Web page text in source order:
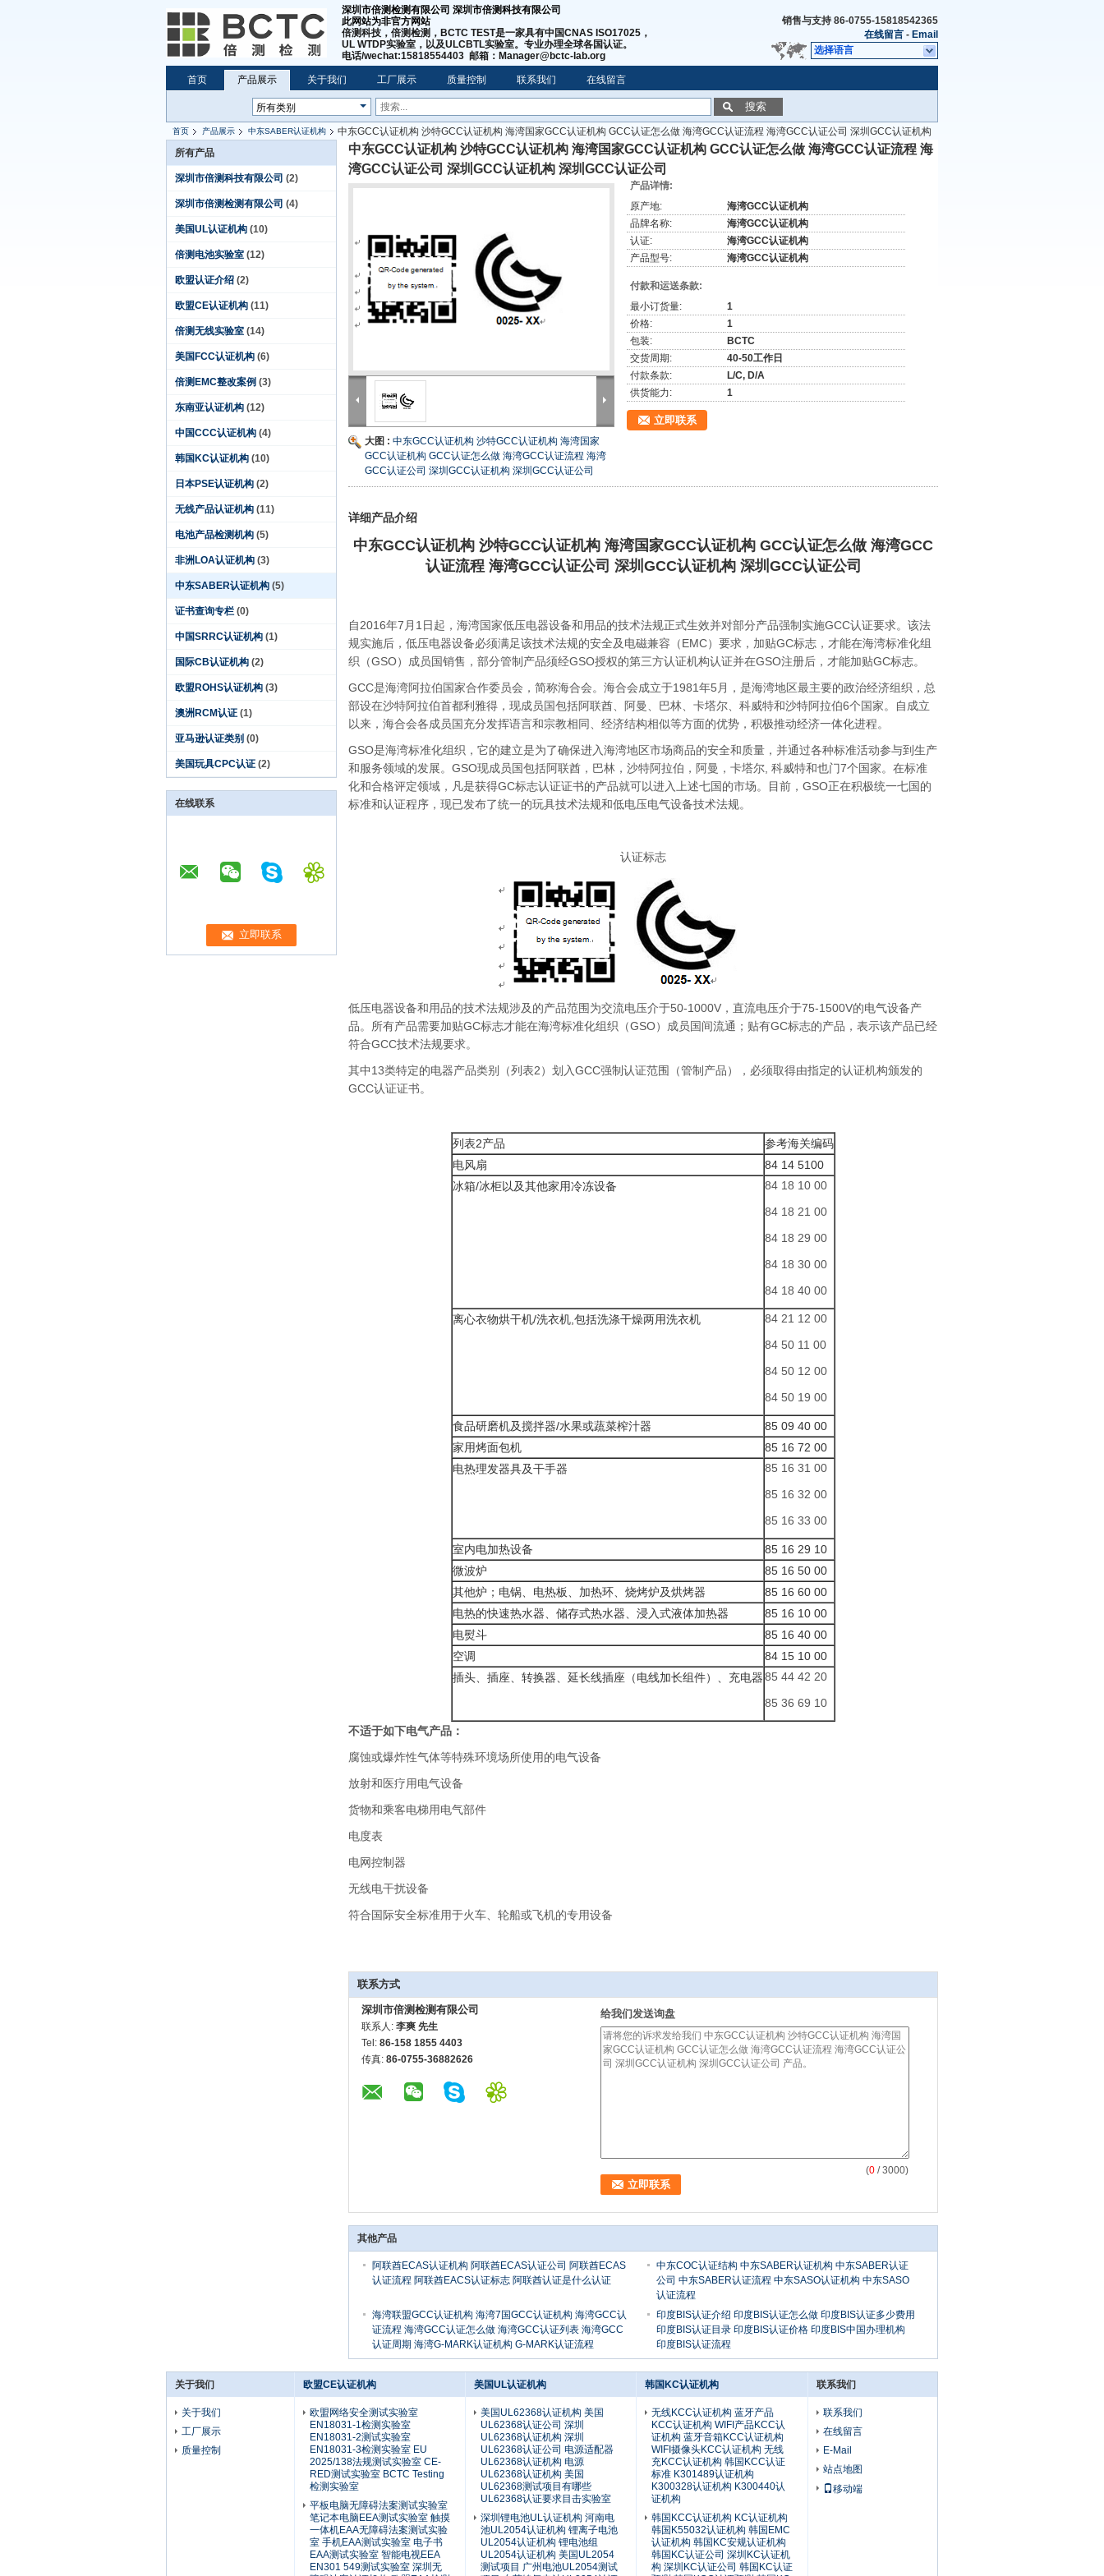
深圳市倍测检测有限公司 深圳市倍测科技有限公司
此网站为非官方网站
倍测科技，倍测检测，BCTC TEST是一家具有中国CNAS ISO17025，
UL WTDP实验室，以及ULCBTL实验室。专业办理全球各国认证。
电话/wechat:15818554403 邮箱：Manager@bctc-lab.org
销售与支持 86-0755-15818542365
在线留言 - Email
选择语言
首页 产品展示 关于我们 工厂展示 质量控制 联系我们 在线留言
搜索
首页 产品展示 中东SABER认证机构
中东GCC认证机构 沙特GCC认证机构 海湾国家GCC认证机构 GCC认证怎么做 海湾GCC认证流程 海湾GCC认证公司 深圳GCC认证机构
深圳GCC认证公司
所有产品
深圳市倍测科技有限公司 (2)
深圳市倍测检测有限公司 (4)
美国UL认证机构 (10)
倍测电池实验室 (12)
欧盟认证介绍 (2)
欧盟CE认证机构 (11)
倍测无线实验室 (14)
美国FCC认证机构 (6)
倍测EMC整改案例 (3)
东南亚认证机构 (12)
中国CCC认证机构 (4)
韩国KC认证机构 (10)
日本PSE认证机构 (2)
无线产品认证机构 (11)
电池产品检测机构 (5)
非洲LOA认证机构 (3)
中东SABER认证机构 (5)
证书查询专栏 (0)
中国SRRC认证机构 (1)
国际CB认证机构 (2)
欧盟ROHS认证机构 (3)
澳洲RCM认证 (1)
亚马逊认证类别 (0)
美国玩具CPC认证 (2)
在线联系
中东GCC认证机构 沙特GCC认证机构 海湾国家GCC认证机构 GCC认证怎么做 海湾GCC认证流程 海
湾GCC认证公司 深圳GCC认证机构 深圳GCC认证公司
大图 : 中东GCC认证机构 沙特GCC认证机构 海湾国家
GCC认证机构 GCC认证怎么做 海湾GCC认证流程 海湾
GCC认证公司 深圳GCC认证机构 深圳GCC认证公司
产品详情:
原产地:
海湾GCC认证机构
品牌名称:
海湾GCC认证机构
认证:
海湾GCC认证机构
产品型号:
海湾GCC认证机构
付款和运送条款:
最小订货量:
1
价格:
1
包装:
BCTC
交货周期:
40-50工作日
付款条款:
L/C, D/A
供货能力:
1
立即联系
详细产品介绍
中东GCC认证机构 沙特GCC认证机构 海湾国家GCC认证机构 GCC认证怎么做 海湾GCC
认证流程 海湾GCC认证公司 深圳GCC认证机构 深圳GCC认证公司
自2016年7月1日起，海湾国家低压电器设备和用品的技术法规正式生效并对部分产品强制实施GCC认证要求。该法
规实施后，低压电器设备必须满足该技术法规的安全及电磁兼容（EMC）要求，加贴GC标志，才能在海湾标准化组
织（GSO）成员国销售，部分管制产品须经GSO授权的第三方认证机构认证并在GSO注册后，才能加贴GC标志。
GCC是海湾阿拉伯国家合作委员会，简称海合会。海合会成立于1981年5月，是海湾地区最主要的政治经济组织，总
部设在沙特阿拉伯首都利雅得，现成员国包括阿联酋、阿曼、巴林、卡塔尔、科威特和沙特阿拉伯6个国家。自成立
以来，海合会各成员国充分发挥语言和宗教相同、经济结构相似等方面的优势，积极推动经济一体化进程。
GSO是海湾标准化组织，它的建立是为了确保进入海湾地区市场商品的安全和质量，并通过各种标准活动参与到生产
和服务领域的发展。GSO现成员国包括阿联酋，巴林，沙特阿拉伯，阿曼，卡塔尔, 科威特和也门7个国家。在标准
化和合格评定领域，凡是获得GC标志认证证书的产品就可以进入上述七国的市场。目前，GSO正在积极统一七国的
标准和认证程序，现已发布了统一的玩具技术法规和低电压电气设备技术法规。
认证标志
低压电器设备和用品的技术法规涉及的产品范围为交流电压介于50-1000V，直流电压介于75-1500V的电气设备产
品。所有产品需要加贴GC标志才能在海湾标准化组织（GSO）成员国间流通；贴有GC标志的产品，表示该产品已经
符合GCC技术法规要求。
其中13类特定的电器产品类别（列表2）划入GCC强制认证范围（管制产品），必须取得由指定的认证机构颁发的
GCC认证证书。
列表2产品
参考海关编码
电风扇
84 14 5100
冰箱/冰柜以及其他家用冷冻设备
84 18 10 00
84 18 21 00
84 18 29 00
84 18 30 00
84 18 40 00
离心衣物烘干机/洗衣机,包括洗涤干燥两用洗衣机
84 21 12 00
84 50 11 00
84 50 12 00
84 50 19 00
食品研磨机及搅拌器/水果或蔬菜榨汁器
85 09 40 00
家用烤面包机
85 16 72 00
电热理发器具及干手器
85 16 31 00
85 16 32 00
85 16 33 00
室内电加热设备
85 16 29 10
微波炉
85 16 50 00
其他炉；电锅、电热板、加热环、烧烤炉及烘烤器
85 16 60 00
电热的快速热水器、储存式热水器、浸入式液体加热器
85 16 10 00
电熨斗
85 16 40 00
空调
84 15 10 00
插头、插座、转换器、延长线插座（电线加长组件）、充电器85 44 42 20
85 36 69 10
不适于如下电气产品：
腐蚀或爆炸性气体等特殊环境场所使用的电气设备
放射和医疗用电气设备
货物和乘客电梯用电气部件
电度表
电网控制器
无线电干扰设备
符合国际安全标准用于火车、轮船或飞机的专用设备
联系方式
深圳市倍测检测有限公司
联系人: 李爽 先生
Tel: 86-158 1855 4403
传真: 86-0755-36882626
给我们发送询盘
(0 / 3000)
其他产品
阿联酋ECAS认证机构 阿联酋ECAS认证公司 阿联酋ECAS
认证流程 阿联酋EACS认证标志 阿联酋认证是什么认证
中东COC认证结构 中东SABER认证机构 中东SABER认证
公司 中东SABER认证流程 中东SASO认证机构 中东SASO
认证流程
海湾联盟GCC认证机构 海湾7国GCC认证机构 海湾GCC认
证流程 海湾GCC认证怎么做 海湾GCC认证列表 海湾GCC
认证周期 海湾G-MARK认证机构 G-MARK认证流程
印度BIS认证介绍 印度BIS认证怎么做 印度BIS认证多少费用
印度BIS认证目录 印度BIS认证价格 印度BIS中国办理机构
印度BIS认证流程
关于我们
关于我们
工厂展示
质量控制
欧盟CE认证机构
欧盟网络安全测试实验室
EN18031-1检测实验室
EN18031-2测试实验室
EN18031-3检测实验室 EU
2025/138法规测试实验室 CE-
RED测试实验室 BCTC Testing
检测实验室
平板电脑无障碍法案测试实验室
笔记本电脑EEA测试实验室 触摸
一体机EAA无障碍法案测试实验
室 手机EAA测试实验室 电子书
EAA测试实验室 智能电视EEA
EN301 549测试实验室 深圳无
美国UL认证机构
美国UL62368认证机构 美国
UL62368认证公司 深圳
UL62368认证机构 深圳
UL62368认证公司 电源适配器
UL62368认证机构 电源
UL62368认证机构 美国
UL62368测试项目有哪些
UL62368认证要求目击实验室
深圳锂电池UL认证机构 河南电
池UL2054认证机构 锂离子电池
UL2054认证机构 锂电池组
UL2054认证机构 美国UL2054
测试项目 广州电池UL2054测试
韩国KC认证机构
无线KCC认证机构 蓝牙产品
KCC认证机构 WIFI产品KCC认
证机构 蓝牙音箱KCC认证机构
WIFI摄像头KCC认证机构 无线
充KCC认证机构 韩国KCC认证
标准 K301489认证机构
K300328认证机构 K300440认
证机构
韩国KCC认证机构 KC认证机构
韩国K55032认证机构 韩国EMC
认证机构 韩国KC安规认证机构
韩国KC认证公司 深圳KC认证机
构 深圳KC认证公司 韩国KC认证
联系我们
联系我们
在线留言
E-Mail
站点地图
移动端